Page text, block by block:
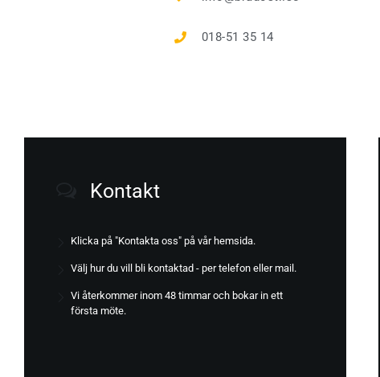
018-51 35 14
Kontakt
Klicka på "Kontakta oss" på vår hemsida.
Välj hur du vill bli kontaktad - per telefon eller mail.
Vi återkommer inom 48 timmar och bokar in ett
första möte.